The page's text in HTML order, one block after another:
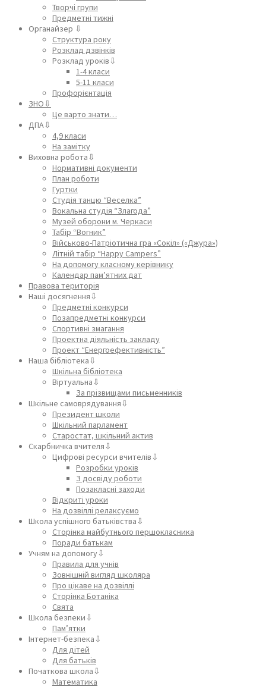
Творчі групи
Предметні тижні
Органайзер ⇩
Структура року
Розклад дзвінків
Розклад уроків⇩
1-4 класи
5-11 класи
Профорієнтація
ЗНО⇩
Це варто знати…
ДПА⇩
4,9 класи
На замітку
Виховна робота⇩
Нормативні документи
План роботи
Гуртки
Студія танцю “Веселка”
Вокальна студія “Злагода”
Музей оборони м. Черкаси
Табір “Вогник”
Військово-Патріотична гра «Сокіл» («Джура»)
Літній табір “Happy Campers”
На допомогу класному керівнику
Календар пам’ятних дат
Правова територія
Наші досягнення⇩
Предметні конкурси
Позапредметні конкурси
Спортивні змагання
Проектна діяльність закладу
Проект “Енергоефективність”
Наша бібліотека⇩
Шкільна бібліотека
Віртуальна⇩
За прізвищами письменників
Шкільне самоврядування⇩
Президент школи
Шкільний парламент
Старостат, шкільний актив
Скарбничка вчителя⇩
Цифрові ресурси вчителів⇩
Розробки уроків
З досвіду роботи
Позакласні заходи
Відкриті уроки
На дозвіллі релаксуємо
Школа успішного батьківства⇩
Сторінка майбутнього першокласника
Поради батькам
Учням на допомогу⇩
Правила для учнів
Зовнішній вигляд школяра
Про цікаве на дозвіллі
Сторінка Ботаніка
Свята
Школа безпеки⇩
Пам’ятки
Інтернет-безпека⇩
Для дітей
Для батьків
Початкова школа⇩
Математика